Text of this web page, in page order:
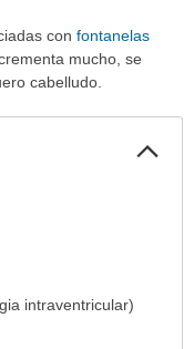
con fontanelas
mucho, se
cabelludo.
intraventricular)